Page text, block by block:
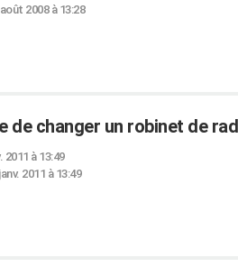
2008 à 13:28
de changer un robinet de
2011 à 13:49
2011 à 13:49